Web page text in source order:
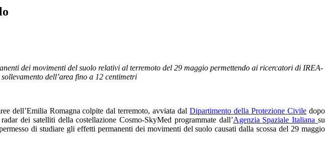
dei movimenti del suolo relativi al terremoto del 29 maggio permettendo ai ricercatori di IREA-
dell’area fino a 12 centimetri
dell’Emilia Romagna colpite dal terremoto, avviata dalDipartimento della Protezione Civile dopo
dei satelliti della costellazione Cosmo-SkyMed programmate dall’Agenzia Spaziale Italiana su
di studiare gli effetti permanenti dei movimenti del suolo causati dalla scossa del 29 maggio